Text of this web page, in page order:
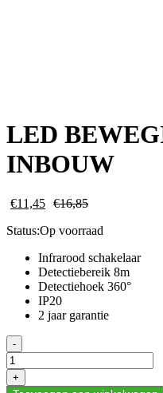
LED
INBOUW
€11,45 €16,85
Status:Op voorraad
Infrarood schakelaar
Detectiebereik 8m
Detectiehoek 360°
IP20
2 jaar garantie
LED
BEWEGINGS
SENSORS
INBOUW
-
+